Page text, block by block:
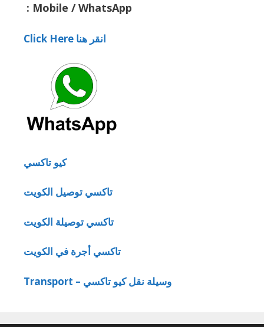
: Mobile / WhatsApp
Click Here انقر هنا
كيو تاكسي
تاكسي توصيل الكويت
تاكسي توصيلة الكويت
تاكسي أجرة في الكويت
Transport – وسيلة نقل كيو تاكسي